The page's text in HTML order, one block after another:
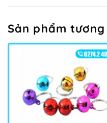
Sản phẩm